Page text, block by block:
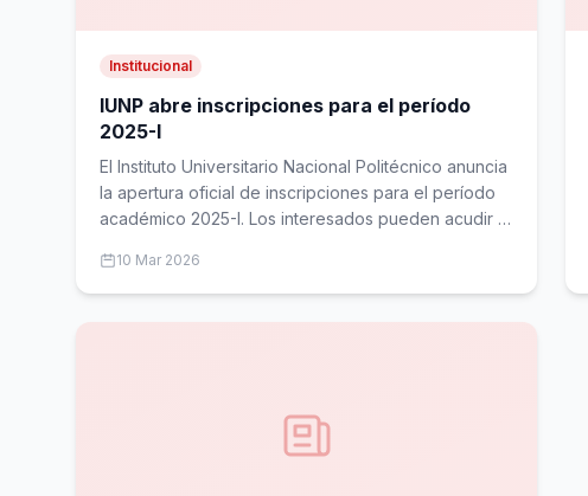
Institucional
IUNP abre inscripciones para el período
2025-I
El Instituto Universitario Nacional Politécnico anuncia
la apertura oficial de inscripciones para el período
académico 2025-I. Los interesados pueden acudir a
10 Mar 2026